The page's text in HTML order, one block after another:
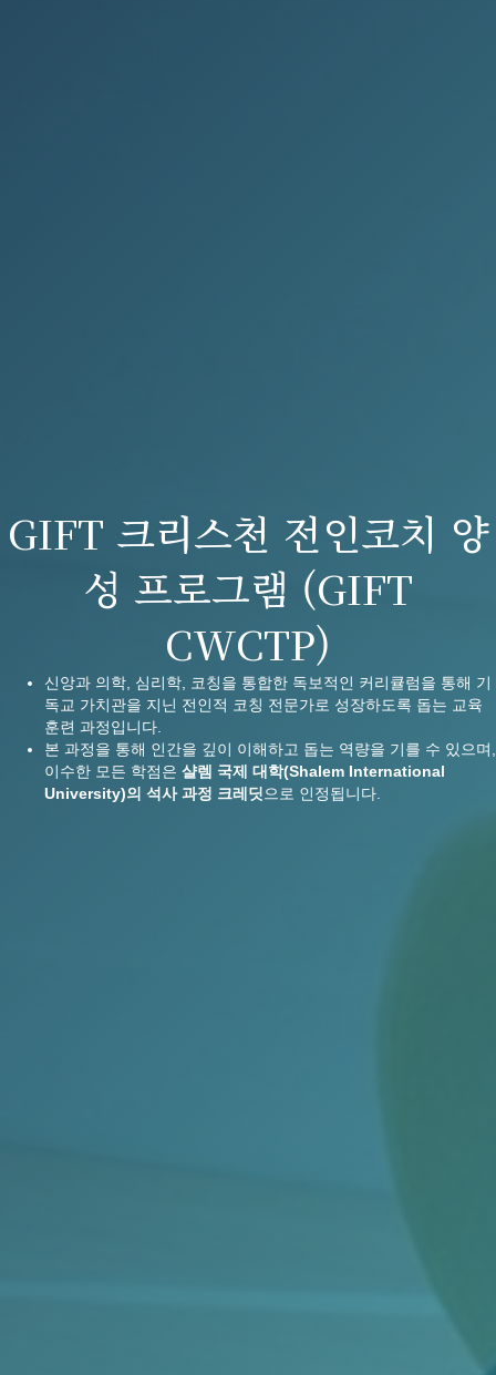
GIFT 크리스천 전인코치 양
성 프로그램 (GIFT
CWCTP)
신앙과 의학, 심리학, 코칭을 통합한 독보적인 커리큘럼을 통해 기
독교 가치관을 지닌 전인적 코칭 전문가로 성장하도록 돕는 교육
훈련 과정입니다.
본 과정을 통해 인간을 깊이 이해하고 돕는 역량을 기를 수 있으며,
이수한 모든 학점은 샬렘 국제 대학(Shalem International
University)의 석사 과정 크레딧으로 인정됩니다.